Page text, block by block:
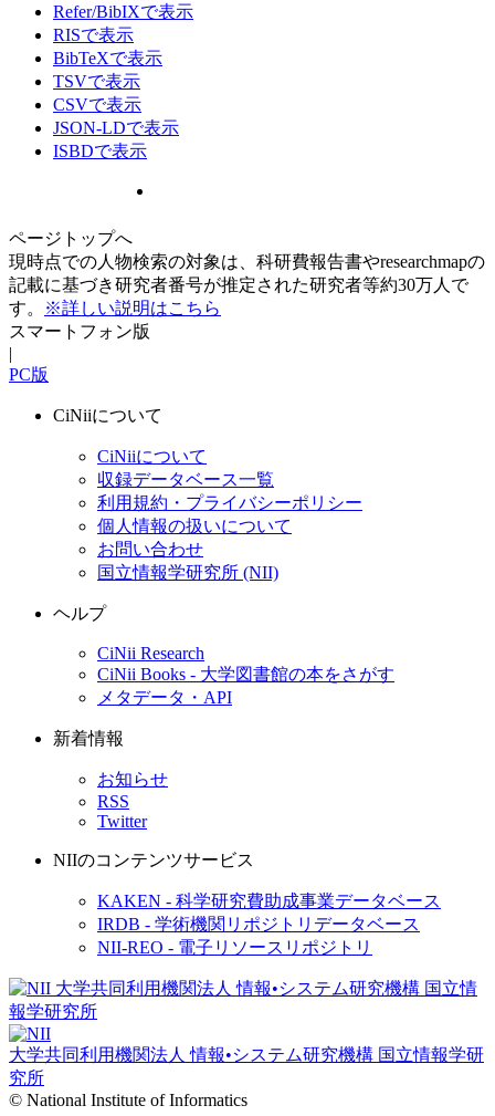
Refer/BibIXで表示
RISで表示
BibTeXで表示
TSVで表示
CSVで表示
JSON-LDで表示
ISBDで表示
ページトップへ
現時点での人物検索の対象は、科研費報告書やresearchmapの
記載に基づき研究者番号が推定された研究者等約30万人で
す。
※詳しい説明はこちら
スマートフォン版
|
PC版
CiNiiについて
CiNiiについて
収録データベース一覧
利用規約・プライバシーポリシー
個人情報の扱いについて
お問い合わせ
国立情報学研究所 (NII)
ヘルプ
CiNii Research
CiNii Books - 大学図書館の本をさがす
メタデータ・API
新着情報
お知らせ
RSS
Twitter
NIIのコンテンツサービス
KAKEN - 科学研究費助成事業データベース
IRDB - 学術機関リポジトリデータベース
NII-REO - 電子リソースリポジトリ
大学共同利用機関法人 情報•システム研究機構 国立情報学研
究所
© National Institute of Informatics